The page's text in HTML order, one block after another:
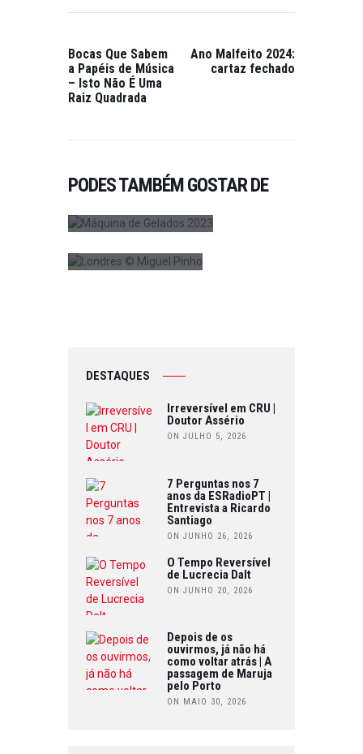
Bocas Que Sabem
a Papéis de Música
– Isto Não É Uma
Raiz Quadrada
Ano Malfeito 2024:
cartaz fechado
PODES TAMBÉM GOSTAR DE
FESTIVAIS DE MÚSICA
PUBLICAÇÕES
DE GELADOS NO
ON AGOSTO 2, 2023
PUBLICAÇÕES
LONDRES, UMA
PAIXÃO PELA
ON ABRIL 20,
DESTAQUES
Irreversível em CRU |
Doutor Assério
ON JULHO 5, 2026
7 Perguntas nos 7
anos da ESRadioPT |
Entrevista a Ricardo
Santiago
ON JUNHO 26, 2026
O Tempo Reversível
de Lucrecia Dalt
ON JUNHO 20, 2026
Depois de os
ouvirmos, já não há
como voltar atrás | A
passagem de Maruja
pelo Porto
ON MAIO 30, 2026